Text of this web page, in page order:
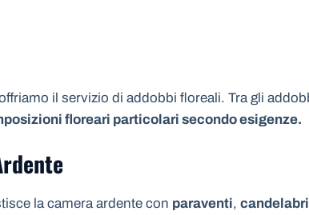
il servizio di addobbi floreali. Tra gli
floreari particolari secondo esigenze.
la camera ardente con paraventi,